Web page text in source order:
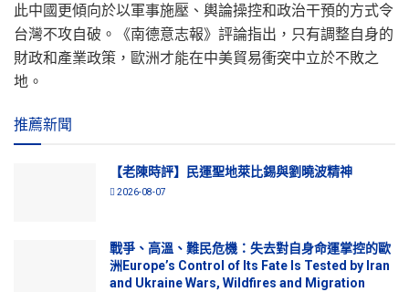
此中國更傾向於以軍事施壓、輿論操控和政治干預的方式令
台灣不攻自破。《南德意志報》評論指出，只有調整自身的
財政和產業政策，歐洲才能在中美貿易衝突中立於不敗之
地。
推薦新聞
【老陳時評】民運聖地萊比錫與劉曉波精神
2026-08-07
戰爭、高溫、難民危機：失去對自身命運掌控的歐
洲Europe’s Control of Its Fate Is Tested by Iran
and Ukraine Wars, Wildfires and Migration